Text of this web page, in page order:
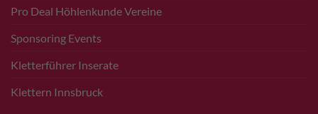
Pro Deal Höhlenkunde Vereine
Sponsoring Events
Kletterführer Inserate
Klettern Innsbruck